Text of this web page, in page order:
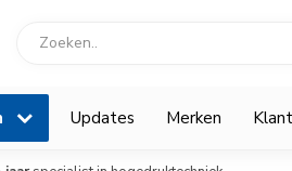
Updates Merken